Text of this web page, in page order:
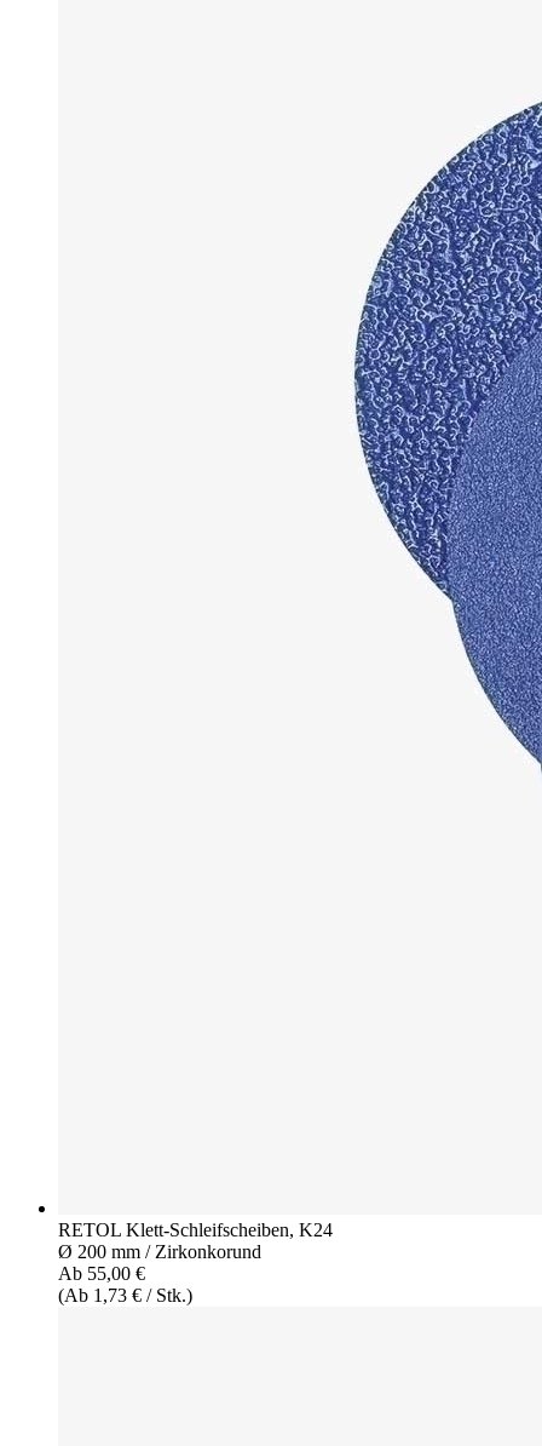
RETOL Klett-Schleifscheiben, K24
Ø 200 mm / Zirkonkorund
Ab 55,00 €
(Ab 1,73 € / Stk.)